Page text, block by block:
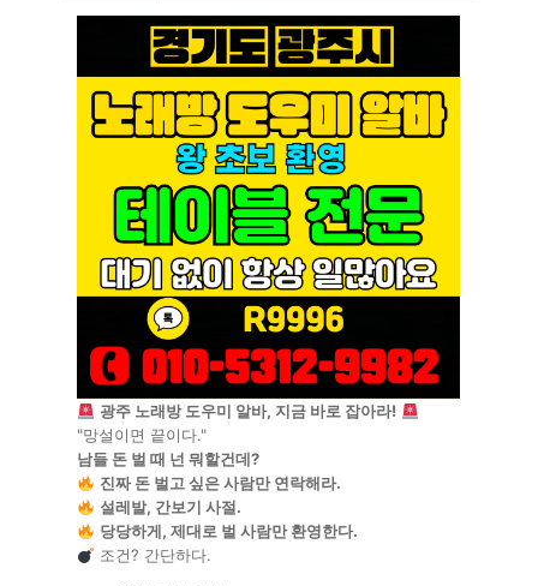
광주 노래방 도우미 알바, 지금 바로 잡아라!
"망설이면 끝이다."
남들 돈 벌 때 넌 뭐할건데?
진짜 돈 벌고 싶은 사람만 연락해라.
설레발, 간보기 사절.
당당하게, 제대로 벌 사람만 환영한다.
조건? 간단하다.